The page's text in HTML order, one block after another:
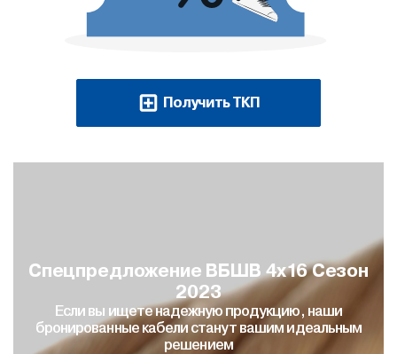
Получить ТКП
Спецпредложение ВБШВ 4х16 Сезон
2023
Если вы ищете надежную продукцию, наши
бронированные кабели станут вашим идеальным
решением